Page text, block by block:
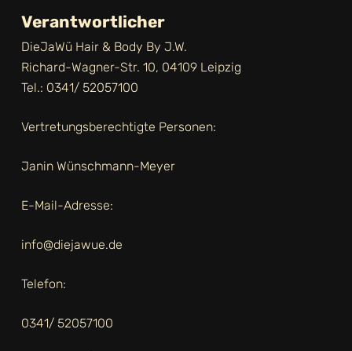
Verantwortlicher
DieJaWü Hair & Body By J.W.
Richard-Wagner-Str. 10, 04109 Leipzig
Tel.: 0341/ 52057100
Vertretungsberechtigte Personen:
Janin Wünschmann-Meyer
E-Mail-Adresse:
info@diejawue.de
Telefon:
0341/ 52057100